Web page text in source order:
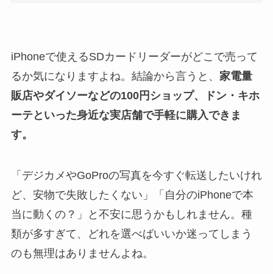
iPhoneで使えるSDカードリーダーがどこで売って
るか気になりますよね。結論から言うと、 家電量
販店やダイソーなどの100円ショップ、ドン・キホ
ーテといった身近な実店舗で手軽に購入できま
す。
「デジカメやGoProの写真を今すぐ転送したいけれ
ど、安物で失敗したくない」「自分のiPhoneで本
当に動くの？」と不安に思うかもしれません。種
類が多すぎて、どれを選べばいいか迷ってしまう
のも無理はありませんよね。